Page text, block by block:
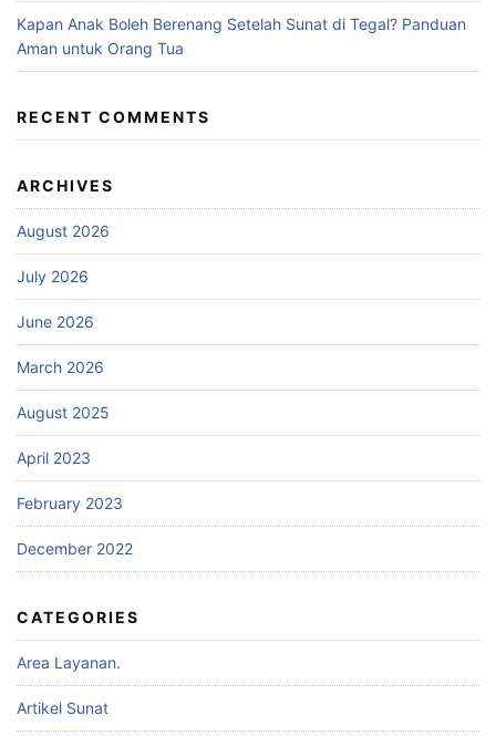
Kapan Anak Boleh Berenang Setelah Sunat di Tegal? Panduan
Aman untuk Orang Tua
RECENT COMMENTS
ARCHIVES
August 2026
July 2026
June 2026
March 2026
August 2025
April 2023
February 2023
December 2022
CATEGORIES
Area Layanan.
Artikel Sunat